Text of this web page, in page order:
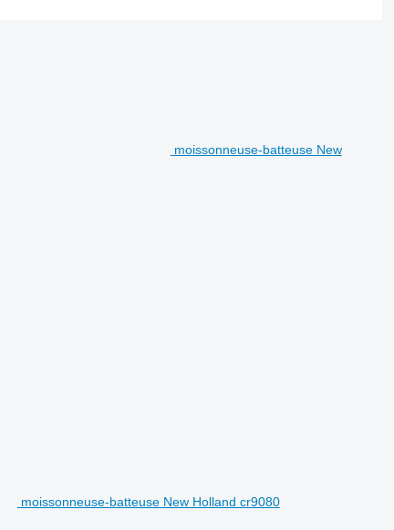
moissonneuse-batteuse New
moissonneuse-batteuse New Holland cr9080